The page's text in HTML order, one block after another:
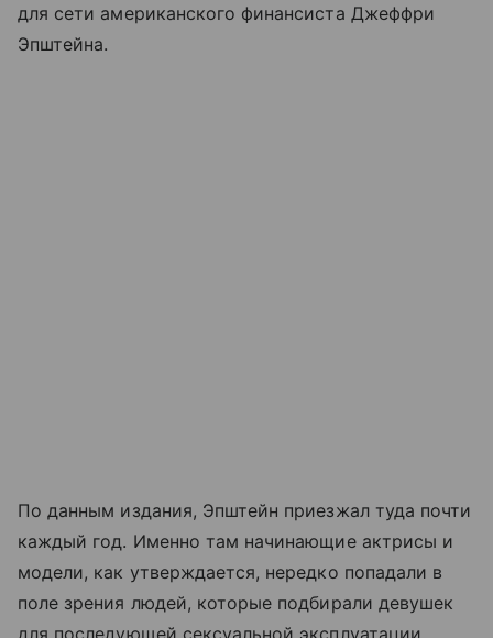
для сети американского финансиста Джеффри
Эпштейна.
По данным издания, Эпштейн приезжал туда почти
каждый год. Именно там начинающие актрисы и
модели, как утверждается, нередко попадали в
поле зрения людей, которые подбирали девушек
для последующей сексуальной эксплуатации.